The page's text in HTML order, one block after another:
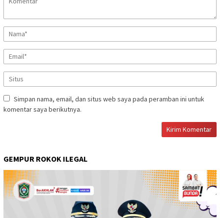
Simpan nama, email, dan situs web saya pada peramban ini untuk
komentar saya berikutnya.
GEMPUR ROKOK ILEGAL